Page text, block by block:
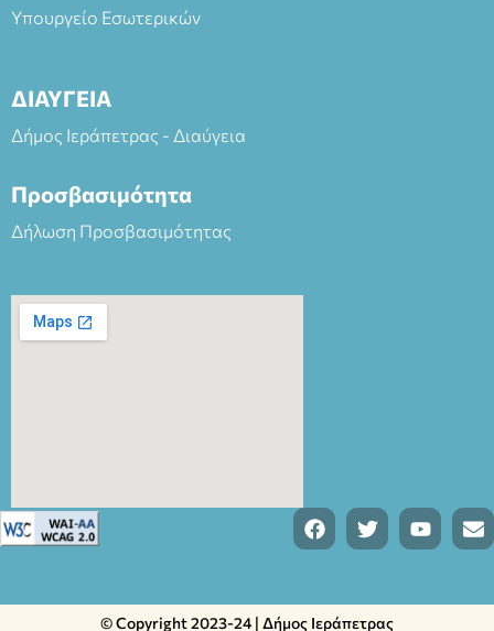
Υπουργείο Εσωτερικών
ΔΙΑΥΓΕΙΑ
Δήμος Ιεράπετρας - Διαύγεια
Προσβασιμότητα
Δήλωση Προσβασιμότητας
© Copyright 2023-24 | Δήμος Ιεράπετρας